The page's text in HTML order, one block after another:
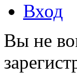
Вход
Вы не